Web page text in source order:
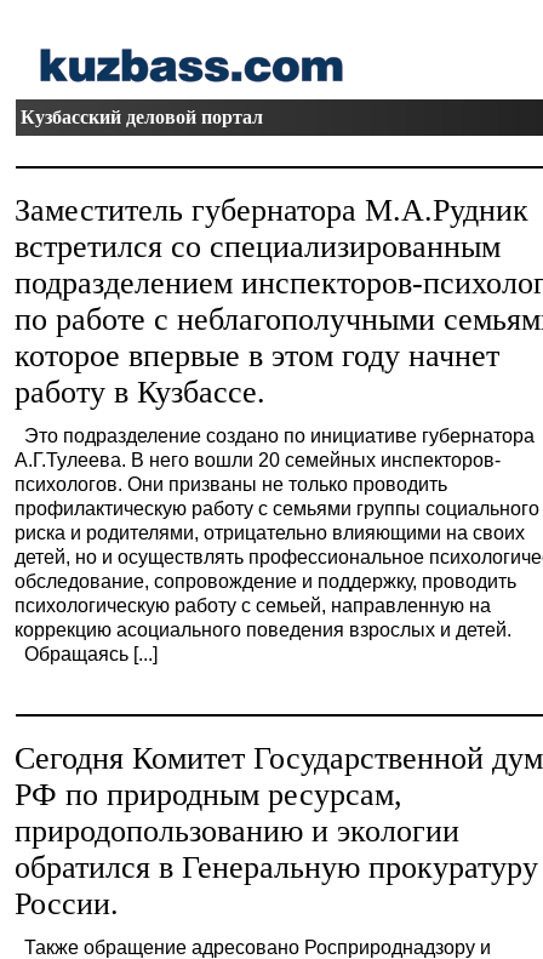
Кузбасский деловой портал
Заместитель губернатора М.А.Рудник
встретился со специализированным
подразделением инспекторов-
по работе с неблагополучными
которое впервые в этом году начнет
работу в Кузбассе.
Это подразделение создано по инициативе губернатора
А.Г.Тулеева. В него вошли 20 семейных инспекторов-
психологов. Они призваны не только проводить
профилактическую работу с семьями группы социального
риска и родителями, отрицательно влияющими на своих
детей, но и осуществлять профессиональное
обследование, сопровождение и поддержку, проводить
психологическую работу с семьей, направленную на
коррекцию асоциального поведения взрослых и детей.
Обращаясь [...]
Сегодня Комитет Государственной
РФ по природным ресурсам,
природопользованию и экологии
обратился в Генеральную прокуратуру
России.
Также обращение адресовано Росприроднадзору и